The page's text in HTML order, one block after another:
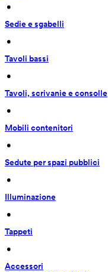
•
Sedie e sgabelli
•
Tavoli bassi
•
Tavoli, scrivanie e consolle
•
Mobili contenitori
•
Sedute per spazi pubblici
•
Illuminazione
•
Tappeti
•
Accessori